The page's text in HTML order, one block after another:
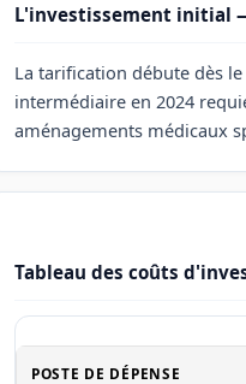
L'investissement initial
La tarification débute dès
intermédiaire en 2024
aménagements médicaux
Tableau des coûts
POSTE DE DÉPENSE